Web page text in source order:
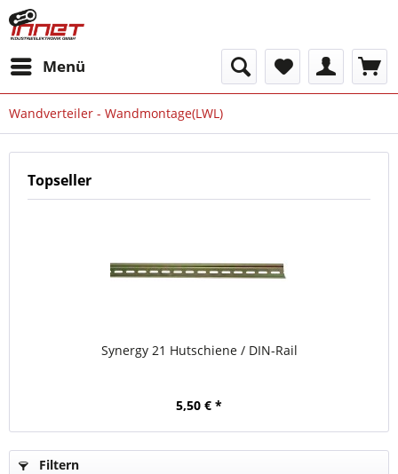
Menü
Wandverteiler - Wandmontage(LWL)
Topseller
Synergy 21 Hutschiene / DIN-Rail
5,50 € *
Filtern